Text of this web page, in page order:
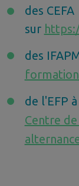
des CEFA
sur
des
de l'EFP
Centre